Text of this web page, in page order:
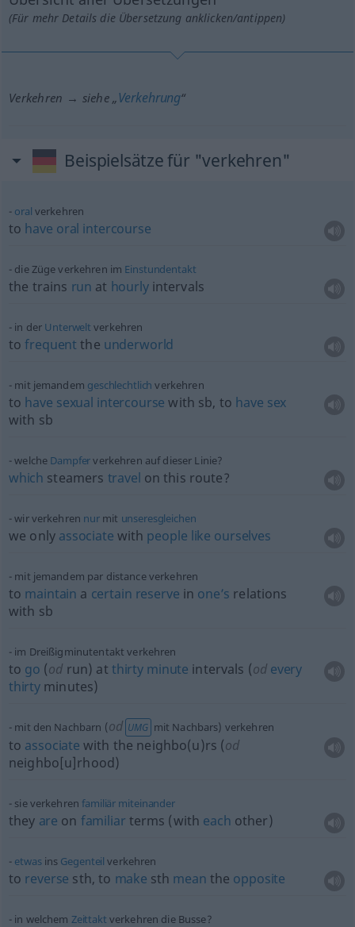
(Für mehr Details die Übersetzung anklicken/antippen)
Verkehren → siehe „Verkehrung“
Beispielsätze für "verkehren"
oral verkehren
to have oral intercourse
die Züge verkehren im Einstundentakt
the trains run at hourlyintervals
in der Unterwelt verkehren
tofrequent the underworld
mit jemandem geschlechtlich verkehren
to have sexual intercourse with sb, to have sex
with sb
welche Dampferverkehren auf dieser Linie?
which steamers travel on this route?
wir verkehren nurmit unseresgleichen
we only associate with people like ourselves
mit jemandem par distance verkehren
to maintain a certain reserve in one’s relations
with sb
im Dreißigminutentakt verkehren
to go (od run) at thirty minute intervals (od every
thirty minutes)
mit den Nachbarn (od UMG mit Nachbars) verkehren
to associate with the neighbo(u)rs (od
neighbo[u]rhood)
sie verkehrenfamiliär miteinander
they are on familiar terms (with each other)
etwasins Gegenteil verkehren
to reverse sth, to make sth mean the opposite
in welchem Zeittakt verkehren die Busse?